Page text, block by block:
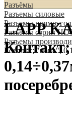
Разъёмы
Разъeмы силовые
Разъeмы
Разъeмы серии
Разъeмы
Контакт; "папа";
LAPP